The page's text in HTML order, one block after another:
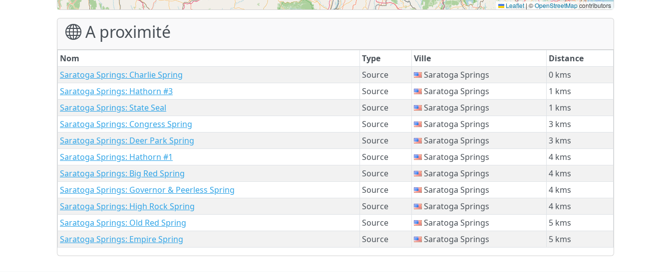
Leaflet |©OpenStreetMapcontributors
A proximité
Nom Type Ville
Distance
Saratoga Springs: Charlie Spring
Source Saratoga Springs
0 kms
Saratoga Springs: Hathorn #3
Source Saratoga Springs
1 kms
Saratoga Springs: State Seal
Source Saratoga Springs
1 kms
Saratoga Springs: Congress Spring
Source Saratoga Springs
3 kms
Saratoga Springs: Deer Park Spring
Source Saratoga Springs
3 kms
Saratoga Springs: Hathorn #1
Source Saratoga Springs
4 kms
Saratoga Springs: Big Red Spring
Source Saratoga Springs
4 kms
Saratoga Springs: Governor & Peerless Spring
Source Saratoga Springs
4 kms
Saratoga Springs: High Rock Spring
Source Saratoga Springs
4 kms
Saratoga Springs: Old Red Spring
Source Saratoga Springs
5 kms
Saratoga Springs: Empire Spring
Source Saratoga Springs 5 kms